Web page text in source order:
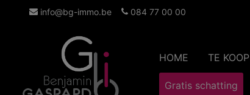
info@bg-immo.be 084 77 00 00
HOME TE KOOP
Gratis schatting